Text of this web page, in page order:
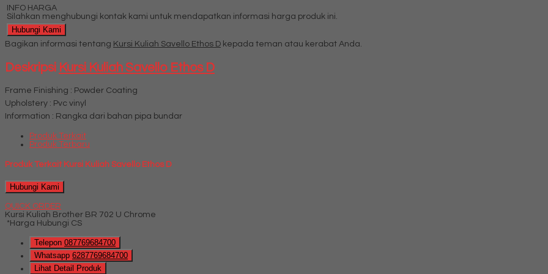
INFO HARGA
Silahkan menghubungi kontak kami untuk mendapatkan informasi harga produk ini.
Hubungi Kami
Bagikan informasi tentang Kursi Kuliah Savello Ethos D kepada teman atau kerabat Anda.
Deskripsi Kursi Kuliah Savello Ethos D
Frame Finishing : Powder Coating
Upholstery : Pvc vinyl
Information : Rangka dari bahan pipa bundar
Produk Terkait
Produk Terbaru
Produk Terkait Kursi Kuliah Savello Ethos D
Hubungi Kami
QUICK ORDER
Kursi Kuliah Brother BR 702 U Chrome
*Harga Hubungi CS
Telepon 087769684700
Whatsapp 6287769684700
Lihat Detail Produk